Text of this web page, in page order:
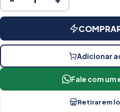
Adicionar
Fale com um
Retirar em